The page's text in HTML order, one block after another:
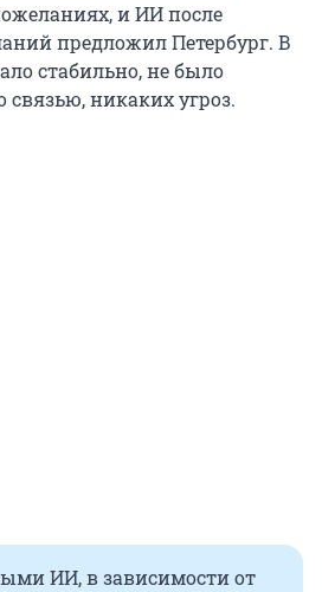
и ИИ после
предложил Петербург. В
стабильно, не было
никаких угроз.
ИИ, в зависимости от